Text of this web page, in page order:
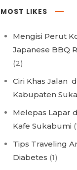
MOST LIKES
Mengisi Perut
Japanese BBQ
(2)
Ciri Khas Jalan
Kabupaten
Melepas Lapar
Kafe Sukabumi
Tips Traveling
Diabetes (1)